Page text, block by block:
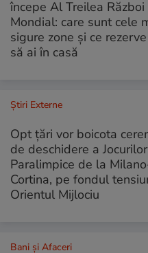
începe Al Treilea Război
Mondial: care sunt cele
sigure zone și ce
să ai în casă
Știri Externe
Opt țări vor boicota
de deschidere a Jocurilor
Paralimpice de la
Cortina, pe fondul
Orientul Mijlociu
Bani și Afaceri